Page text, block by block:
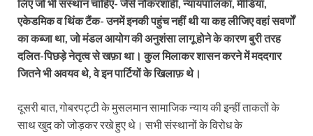
लिए जो भी संस्थान चाहिए- जैसे नौकरशाही, न्यायपालिका, मीडिया,
एकेडमिक व थिंक टैंक- उनमें इनकी पहुंच नहीं थी या कह लीजिए वहां सवर्णों
का कब्जा था, जो मंडल आयोग की अनुशंसा लागू होने के कारण बुरी तरह
दलित-पिछड़े नेतृत्व से खफ़ा था। कुल मिलाकर शासन करने में मददगार
जितने भी अवयव थे, वे इन पार्टियों के खिलाफ़ थे।
दूसरी बात, गोबरपट्टी के मुसलमान सामाजिक न्याय की इन्‍हीं ताकतों के
साथ खुद को जोड़कर रखे हुए थे। सभी संस्थानों के विरोध के